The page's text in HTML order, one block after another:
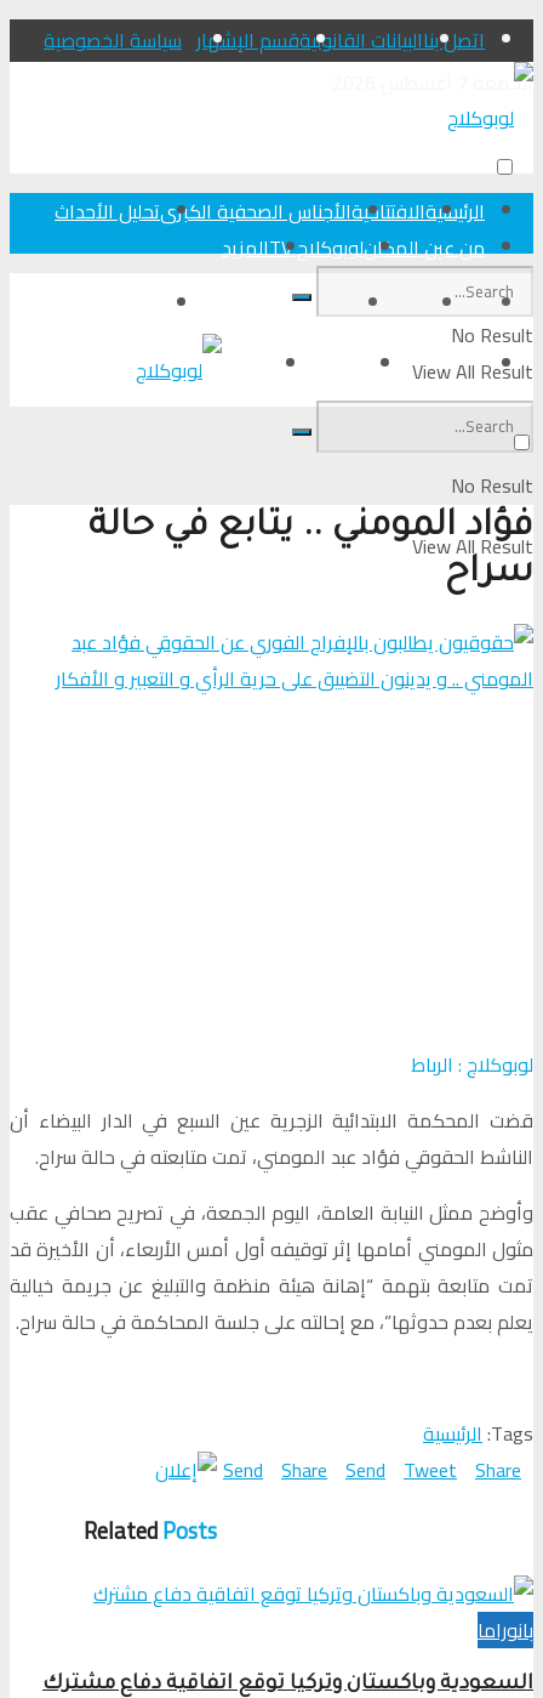
اتصل بناالبيانات القانونيةقسم الإشهار سياسة الخصوصية
الجمعة 7 أغسطس 2026
الرئيسيةالافتتاحيةالأجناس الصحفية الكبرىتحلیل الأحداث
من عين المكانلوبوكلاج TV المزيد
No Result
View All Result
الرئيسية الافتتاحية الأجناس الصحفية الكبرى
من عين المكان
لوبوكلاج TV
No Result
View All Result
فؤاد المومني .. يتابع في حالة
سراح
لوبوكلاج : الرباط
قضت المحكمة الابتدائية الزجرية عين السبع في الدار البيضاء أن
الناشط الحقوقي فؤاد عبد المومني، تمت متابعته في حالة سراح.
وأوضح ممثل النيابة العامة، اليوم الجمعة، في تصريح صحافي عقب
مثول المومني أمامها إثر توقيفه أول أمس الأربعاء، أن الأخيرة قد
تمت متابعة بتهمة “إهانة هيئة منظمة والتبليغ عن جريمة خيالية
يعلم بعدم حدوثها”، مع إحالته على جلسة المحاكمة في حالة سراح.
Tags: الرئيسية
Share
Tweet
Send
Share
Send
RelatedPosts
بانوراما
السعودية وباكستان وتركيا توقع اتفاقية دفاع مشترك